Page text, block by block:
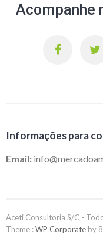
Acompanhe
Informações para
Email:
Aceti Consultoria S/C -
Theme :WP Corporate by